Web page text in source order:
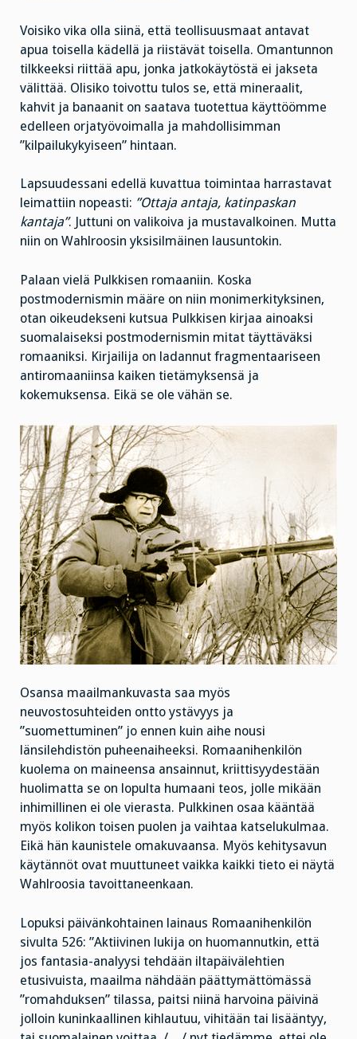
Voisiko vika olla siinä, että teollisuusmaat antavat
apua toisella kädellä ja riistävät toisella. Omantunnon
tilkkeeksi riittää apu, jonka jatkokäytöstä ei jakseta
välittää. Olisiko toivottu tulos se, että mineraalit,
kahvit ja banaanit on saatava tuotettua käyttöömme
edelleen orjatyövoimalla ja mahdollisimman
”kilpailukykyiseen” hintaan.
Lapsuudessani edellä kuvattua toimintaa harrastavat
leimattiin nopeasti: ”Ottaja antaja, katinpaskan
kantaja”. Juttuni on valikoiva ja mustavalkoinen. Mutta
niin on Wahlroosin yksisilmäinen lausuntokin.
Palaan vielä Pulkkisen romaaniin. Koska
postmodernismin määre on niin monimerkityksinen,
otan oikeudekseni kutsua Pulkkisen kirjaa ainoaksi
suomalaiseksi postmodernismin mitat täyttäväksi
romaaniksi. Kirjailija on ladannut fragmentaariseen
antiromaaniinsa kaiken tietämyksensä ja
kokemuksensa. Eikä se ole vähän se.
Osansa maailmankuvasta saa myös
neuvostosuhteiden ontto ystävyys ja
”suomettuminen” jo ennen kuin aihe nousi
länsilehdistön puheenaiheeksi. Romaanihenkilön
kuolema on maineensa ansainnut, kriittisyydestään
huolimatta se on lopulta humaani teos, jolle mikään
inhimillinen ei ole vierasta. Pulkkinen osaa kääntää
myös kolikon toisen puolen ja vaihtaa katselukulmaa.
Eikä hän kaunistele omakuvaansa. Myös kehitysavun
käytännöt ovat muuttuneet vaikka kaikki tieto ei näytä
Wahlroosia tavoittaneenkaan.
Lopuksi päivänkohtainen lainaus Romaanihenkilön
sivulta 526: ”Aktiivinen lukija on huomannutkin, että
jos fantasia-analyysi tehdään iltapäivälehtien
etusivuista, maailma nähdään päättymättömässä
”romahduksen” tilassa, paitsi niinä harvoina päivinä
jolloin kuninkaallinen kihlautuu, vihitään tai lisääntyy,